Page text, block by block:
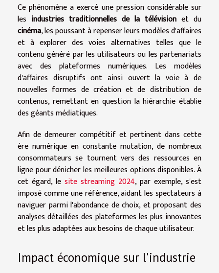
Ce phénomène a exercé une pression considérable sur
les industries traditionnelles de la télévision et du
cinéma, les poussant à repenser leurs modèles d'affaires
et à explorer des voies alternatives telles que le
contenu généré par les utilisateurs ou les partenariats
avec des plateformes numériques. Les modèles
d'affaires disruptifs ont ainsi ouvert la voie à de
nouvelles formes de création et de distribution de
contenus, remettant en question la hiérarchie établie
des géants médiatiques.
Afin de demeurer compétitif et pertinent dans cette
ère numérique en constante mutation, de nombreux
consommateurs se tournent vers des ressources en
ligne pour dénicher les meilleures options disponibles. À
cet égard, le site streaming 2024, par exemple, s'est
imposé comme une référence, aidant les spectateurs à
naviguer parmi l'abondance de choix, et proposant des
analyses détaillées des plateformes les plus innovantes
et les plus adaptées aux besoins de chaque utilisateur.
Impact économique sur l'industrie